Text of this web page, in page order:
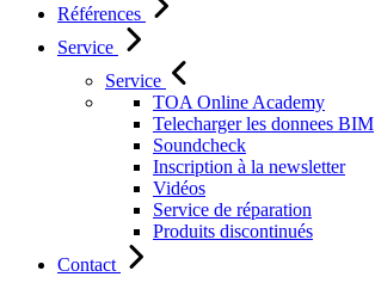
Références
Service
Service
TOA Online Academy
Telecharger les donnees BIM
Soundcheck
Inscription à la newsletter
Vidéos
Service de réparation
Produits discontinués
Contact